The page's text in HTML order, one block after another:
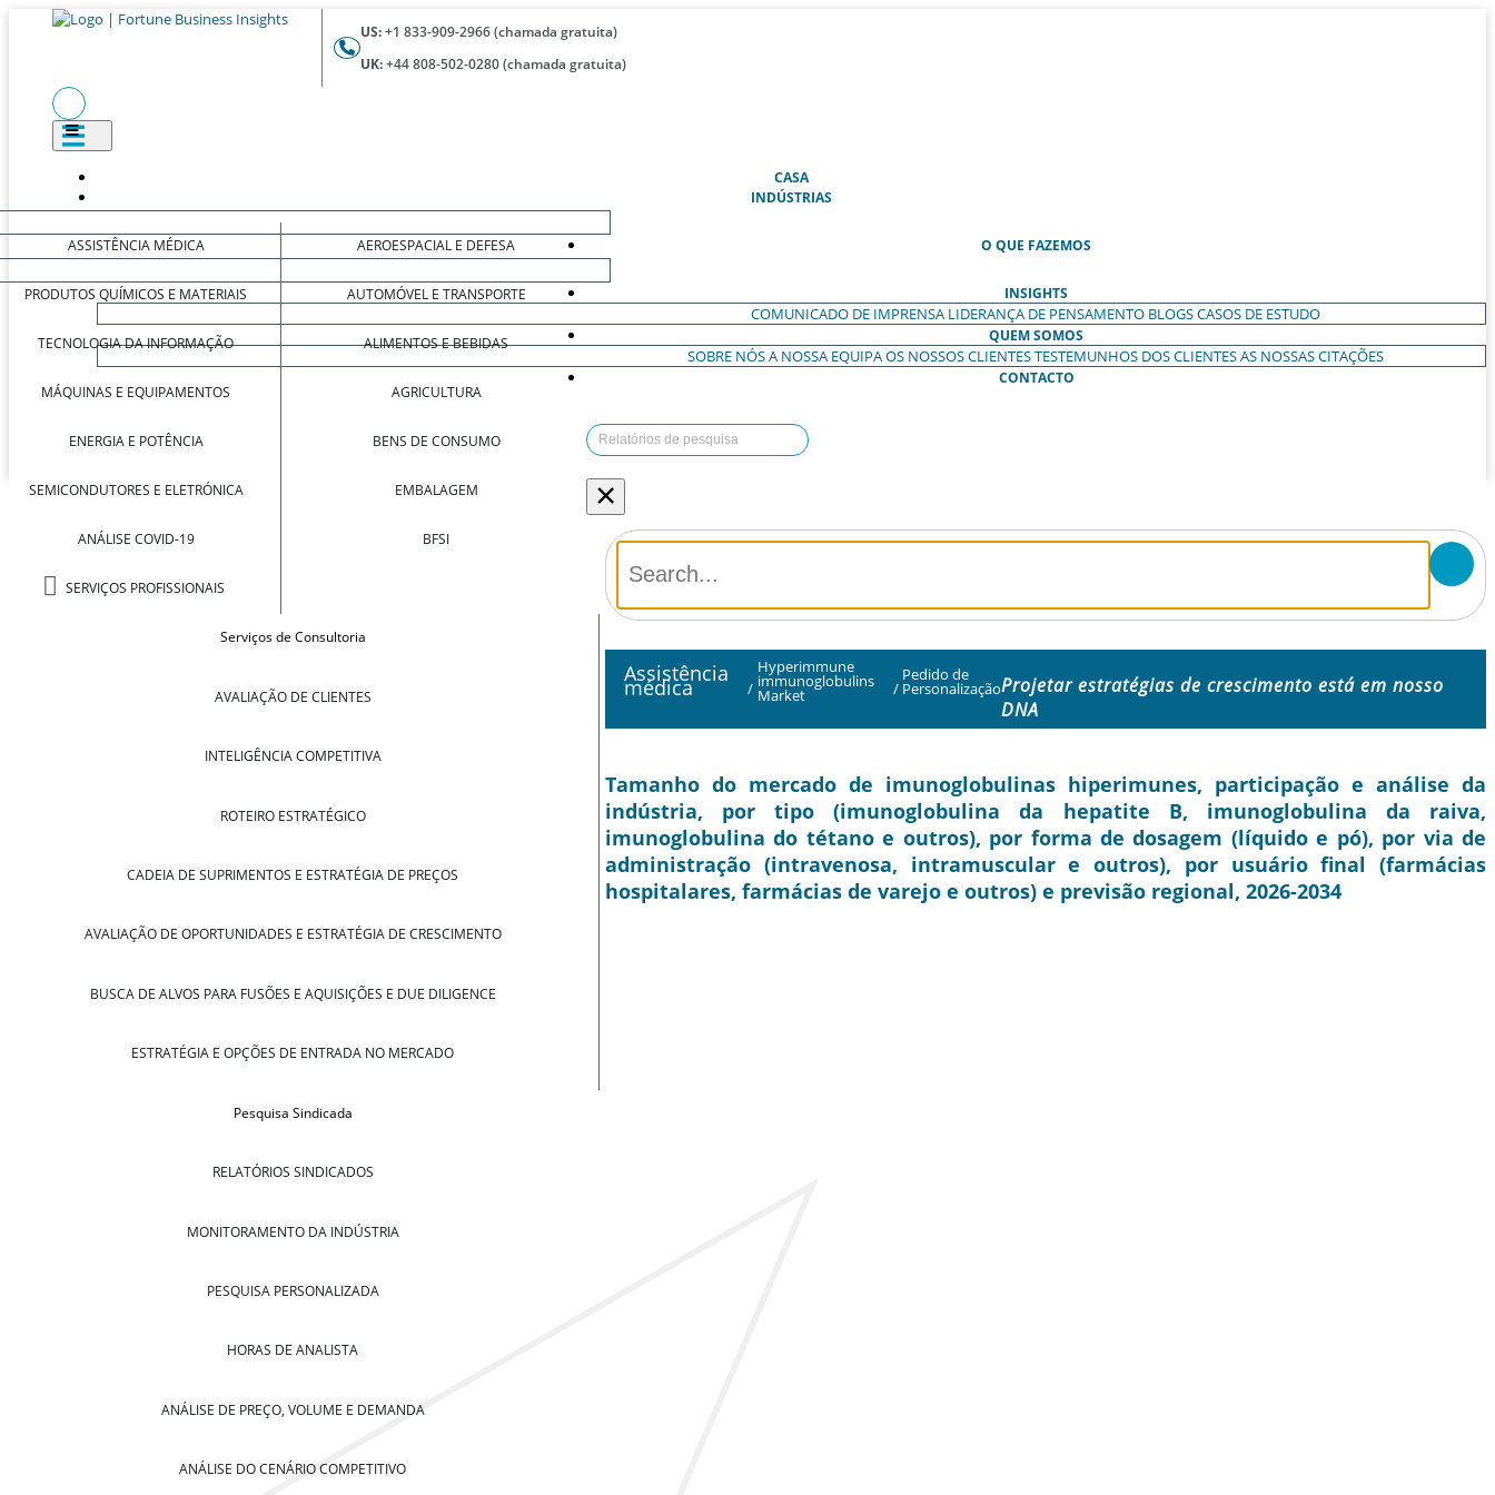
US:+1 833-909-2966 (chamada gratuita)
UK:+44 808-502-0280 (chamada gratuita)
CASA(ATUAL)
INDÚSTRIAS
ASSISTÊNCIA MÉDICA
PRODUTOS QUÍMICOS E MATERIAIS
TECNOLOGIA DA INFORMAÇÃO
MÁQUINAS E EQUIPAMENTOS
ENERGIA E POTÊNCIA
SEMICONDUTORES E ELETRÓNICA
ANÁLISE COVID-19
SERVIÇOS PROFISSIONAIS
AEROESPACIAL E DEFESA
AUTOMÓVEL E TRANSPORTE
ALIMENTOS E BEBIDAS
AGRICULTURA
BENS DE CONSUMO
EMBALAGEM
BFSI
O QUE FAZEMOS
Serviços de Consultoria
AVALIAÇÃO DE CLIENTES
INTELIGÊNCIA COMPETITIVA
ROTEIRO ESTRATÉGICO
CADEIA DE SUPRIMENTOS E ESTRATÉGIA DE PREÇOS
AVALIAÇÃO DE OPORTUNIDADES E ESTRATÉGIA DE CRESCIMENTO
BUSCA DE ALVOS PARA FUSÕES E AQUISIÇÕES E DUE DILIGENCE
ESTRATÉGIA E OPÇÕES DE ENTRADA NO MERCADO
Pesquisa Sindicada
RELATÓRIOS SINDICADOS
MONITORAMENTO DA INDÚSTRIA
PESQUISA PERSONALIZADA
HORAS DE ANALISTA
ANÁLISE DE PREÇO, VOLUME E DEMANDA
ANÁLISE DO CENÁRIO COMPETITIVO
INSIGHTS
COMUNICADO DE IMPRENSA LIDERANÇA DE PENSAMENTO BLOGSCASOS DE ESTUDO
QUEM SOMOS
SOBRE NÓSA NOSSA EQUIPAOS NOSSOS CLIENTESTESTEMUNHOS DOS CLIENTESAS NOSSAS CITAÇÕES
CONTACTO
×
Assistência
médica /
Hyperimmune
immunoglobulins
Market /
Pedido de
PersonalizaçãoProjetar estratégias de crescimento está em nosso
DNA
Tamanho do mercado de imunoglobulinas hiperimunes, participação e análise da
indústria, por tipo (imunoglobulina da hepatite B, imunoglobulina da raiva,
imunoglobulina do tétano e outros), por forma de dosagem (líquido e pó), por via de
administração (intravenosa, intramuscular e outros), por usuário final (farmácias
hospitalares, farmácias de varejo e outros) e previsão regional, 2026-2034